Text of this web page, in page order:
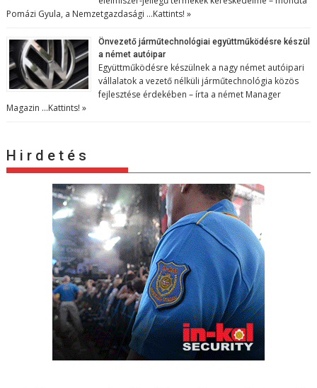
Pomázi Gyula, a Nemzetgazdasági …Kattints! »
Önvezető járműtechnológiai együttműködésre készül
a német autóipar
Együttműködésre készülnek a nagy német autóipari
vállalatok a vezető nélküli járműtechnológia közös
fejlesztése érdekében – írta a német Manager
Magazin …Kattints! »
H i r d e t é s